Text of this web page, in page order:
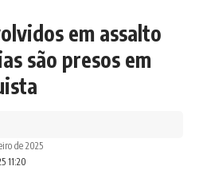
em assalto
são presos em
11:20
de 2025